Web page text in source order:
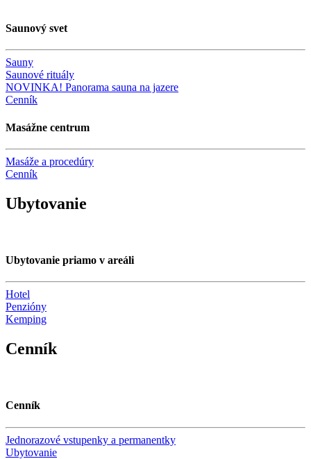
Saunový svet
Sauny
Saunové rituály
NOVINKA! Panorama sauna na jazere
Cenník
Masážne centrum
Masáže a procedúry
Cenník
Ubytovanie
Ubytovanie priamo v areáli
Hotel
Penzióny
Kemping
Cenník
Cenník
Jednorazové vstupenky a permanentky
Ubytovanie